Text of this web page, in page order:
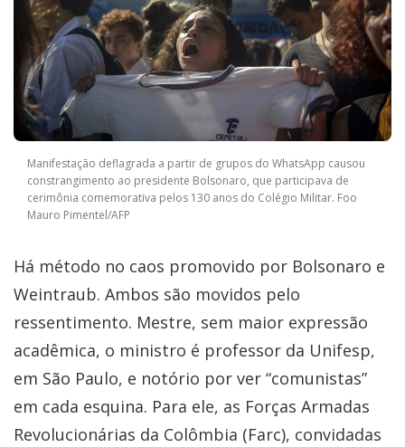
Manifestação deflagrada a partir de grupos do WhatsApp causou
constrangimento ao presidente Bolsonaro, que participava de
cerimônia comemorativa pelos 130 anos do Colégio Militar. Foo
Mauro Pimentel/AFP
Há método no caos promovido por Bolsonaro e
Weintraub. Ambos são movidos pelo
ressentimento. Mestre, sem maior expressão
acadêmica, o ministro é professor da Unifesp,
em São Paulo, e notório por ver “comunistas”
em cada esquina. Para ele, as Forças Armadas
Revolucionárias da Colômbia (Farc), convidadas